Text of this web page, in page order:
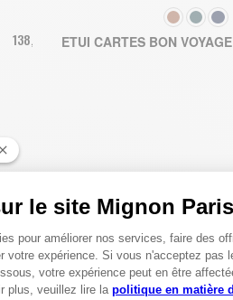
138,00 €
COULEUR
ETUI CARTES BON VOYAGE